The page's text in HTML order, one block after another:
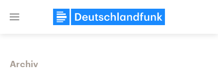
Close
Archiv